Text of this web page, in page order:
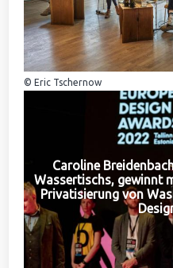
© Eric Tschernow
Caroline
Wassertischs, gewinnt
Privatisierung von